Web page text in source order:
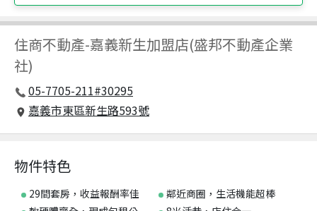
住商不動產-嘉義新生加盟店(盛邦不動產企業
社)
05-7705-211#30295
嘉義市東區新生路593號
物件特色
29間套房，收益報酬率佳
鄰近商圈，生活機能超棒